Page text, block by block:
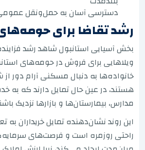
دسترسی آسان به حمل‌ونقل
رشد تقاضا برای
بخش آسیایی استانبول شاهد رشد
ویلاهایی برای فروش در حومه‌های
خانواده‌ها به دنبال مسکنی آرام دور
هستند، در عین حال تمایل دارند که به
مدارس، بیمارستان‌ها و بازارها نزدیک
این روند نشان‌دهنده تمایل خریداران به
راحتی روزمره است و فرصت‌های